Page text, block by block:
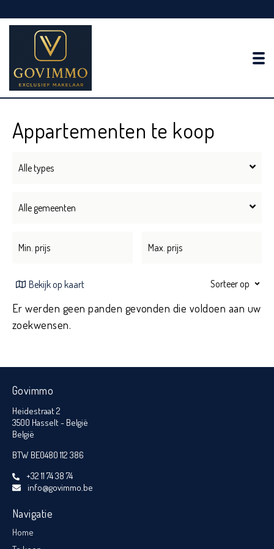
Appartementen te koop
Alle types
Alle gemeenten
Bekijk op kaart Sorteer op
Er werden geen panden gevonden die voldoen aan uw
zoekwensen.
Govimmo
Heidestraat 2
3500 Hasselt - België
België
BTW BE0480 112 386
+32 11 74 38 74
info@govimmo.be
Navigatie
Home